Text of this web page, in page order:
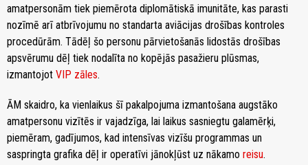
amatpersonām tiek piemērota diplomātiskā imunitāte, kas parasti
nozīmē arī atbrīvojumu no standarta aviācijas drošības kontroles
procedūrām. Tādēļ šo personu pārvietošanās lidostās drošības
apsvērumu dēļ tiek nodalīta no kopējās pasažieru plūsmas,
izmantojot VIP zāles.
ĀM skaidro, ka vienlaikus šī pakalpojuma izmantošana augstāko
amatpersonu vizītēs ir vajadzīga, lai laikus sasniegtu galamērķi,
piemēram, gadījumos, kad intensīvas vizīšu programmas un
saspringta grafika dēļ ir operatīvi jānokļūst uz nākamo reisu.